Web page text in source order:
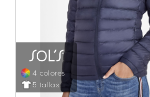
4 colores
5 tallas